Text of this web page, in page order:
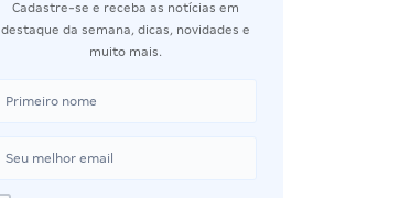
Cadastre-se e receba as notícias em
destaque da semana, dicas, novidades e
muito mais.